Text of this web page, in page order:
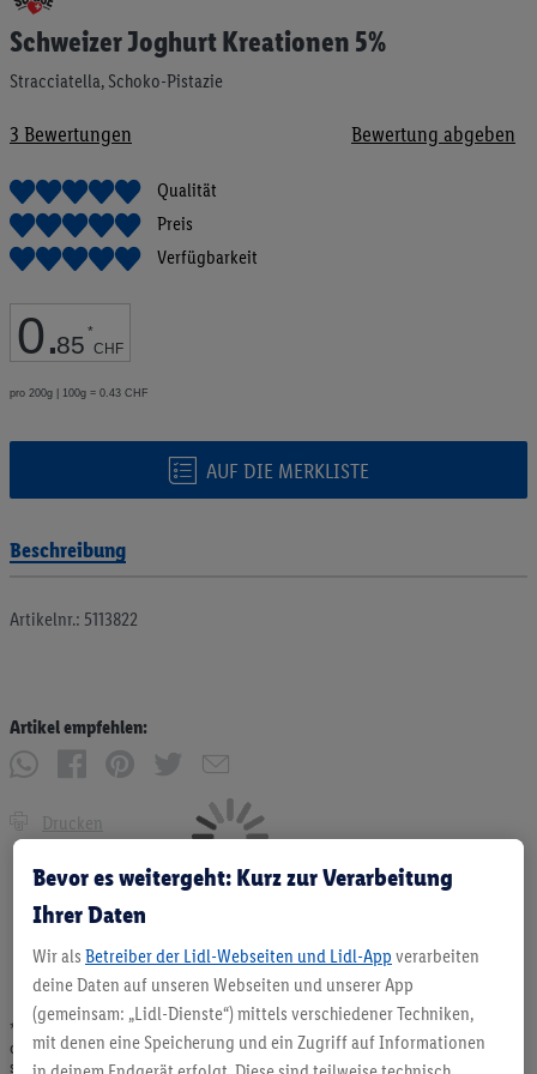
Schweizer Joghurt Kreationen 5%
Stracciatella, Schoko-Pistazie
3 Bewertungen Bewertung abgeben
Qualität
Preis
Verfügbarkeit
0.85 *
CHF
pro 200g | 100g = 0.43 CHF
AUF DIE MERKLISTE
Anfang
der
springen
Beschreibung
Artikelnr.: 5113822
Artikel empfehlen:
Drucken
* Angebote solange Vorrat. Abgabe nur in haushaltsüblichen Mengen. Verkauf
ohne Dekoration. Die hier beworbenen Produkte, vor allem NonFood-Produkte,
sind nicht alle dauerhaft im Sortiment. Abbildungen ähnlich.
Bevor es weitergeht: Kurz zur Verarbeitung
Ihrer Daten
Wir als Betreiber der Lidl-Webseiten und Lidl-App verarbeiten
deine Daten auf unseren Webseiten und unserer App
(gemeinsam: „Lidl-Dienste“) mittels verschiedener Techniken,
mit denen eine Speicherung und ein Zugriff auf Informationen